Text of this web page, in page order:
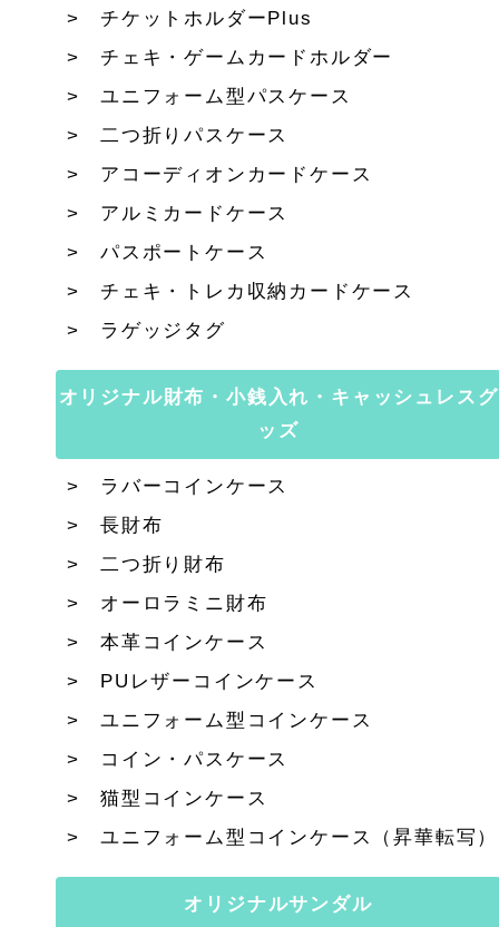
チケットホルダーPlus
チェキ・ゲームカードホルダー
ユニフォーム型パスケース
二つ折りパスケース
アコーディオンカードケース
アルミカードケース
パスポートケース
チェキ・トレカ収納カードケース
ラゲッジタグ
オリジナル財布・小銭入れ・キャッシュレスグ
ッズ
ラバーコインケース
長財布
二つ折り財布
オーロラミニ財布
本革コインケース
PUレザーコインケース
ユニフォーム型コインケース
コイン・パスケース
猫型コインケース
ユニフォーム型コインケース（昇華転写）
オリジナルサンダル